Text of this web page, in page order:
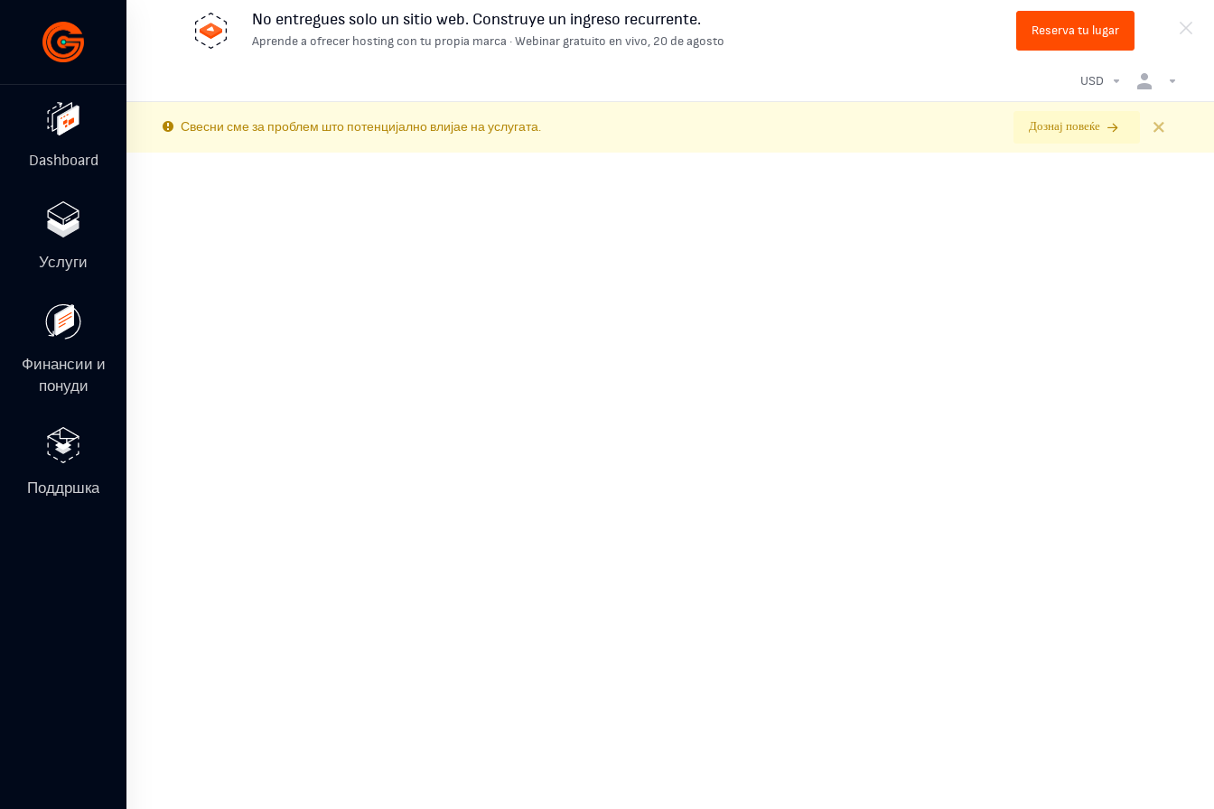
No entregues solo un sitio web. Construye un ingreso recurrente.
Aprende a ofrecer hosting con tu propia marca · Webinar gratuito en vivo, 20 de agosto
Reserva tu lugar
Dashboard
Услуги
Финансии и
понуди
Поддршка
USD
Свесни сме за проблем што потенцијално влијае на услугата. Дознај повеќе